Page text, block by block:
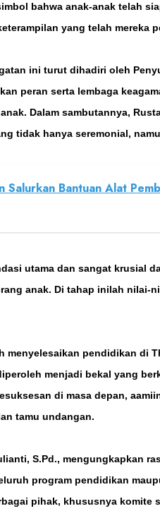
bahwa anak-anak telah
yang telah mereka
ini turut dihadiri oleh
peran serta lembaga
Dalam sambutannya,
tidak hanya seremonial,
Salurkan Bantuan Alat
utama dan sangat krusial
anak. Di tahap inilah nilai-
pendidikan di
menjadi bekal yang
di masa depan,
tamu undangan.
S.Pd., mengungkapkan
program pendidikan
pihak, khususnya komite